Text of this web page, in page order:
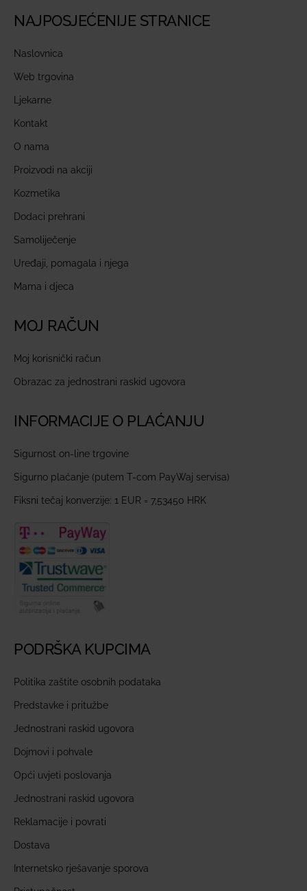
NAJPOSJEĆENIJE STRANICE
Naslovnica
Web trgovina
Ljekarne
Kontakt
O nama
Proizvodi na akciji
Kozmetika
Dodaci prehrani
Samoliječenje
Uređaji, pomagala i njega
Mama i djeca
MOJ RAČUN
Moj korisnički račun
Obrazac za jednostrani raskid ugovora
INFORMACIJE O PLAĆANJU
Sigurnost on-line trgovine
Sigurno plaćanje (putem T-com PayWaj servisa)
Fiksni tečaj konverzije: 1 EUR = 7,53450 HRK
PODRŠKA KUPCIMA
Politika zaštite osobnih podataka
Predstavke i pritužbe
Jednostrani raskid ugovora
Dojmovi i pohvale
Opći uvjeti poslovanja
Jednostrani raskid ugovora
Reklamacije i povrati
Dostava
Internetsko rješavanje sporova